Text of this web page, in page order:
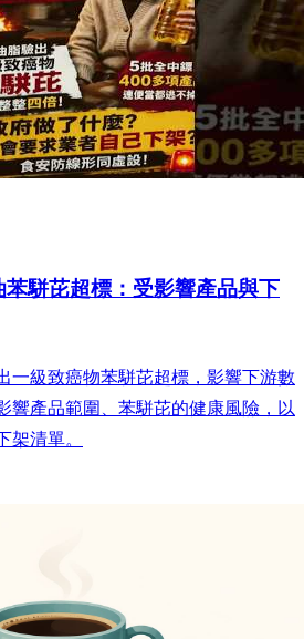
駢芘超標：受影響產品與下
一級致癌物苯駢芘超標，影響下游數
響產品範圍、苯駢芘的健康風險，以
架清單。